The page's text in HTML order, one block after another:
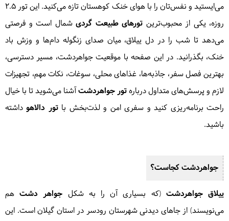
می‌ایستید و نفس‌تان را با هوای خنک کوهستان تازه می‌کنید. این تور ۲.۵
روزه، یکی از محبوب‌ترین تورهای طبیعت گردی شمال است و فرصتی
می‌دهد تا شب را در دل ییلاق، میان صدای زنگوله دام‌ها و وزش باد
خنک، بگذرانید. در این صفحه با موقعیت جواهردشت، مسیر دسترسی،
بهترین فصل سفر، جاذبه‌ها، غذاهای محلی، سوغات، نکات مهم، تجهیزات
لازم و پرسش‌های متداول دربارهتور جواهردشتآشنا می‌شوید تا با خیال
راحت برنامه‌ریزی کنید و سفری امن و لذت‌بخش باتور دالاهوداشته
باشید.
جواهردشت کجاست؟
ییلاق جواهردشت (که بسیاری آن را به شکل جواهر دشتهم
می‌نویسند) از جاهای دیدنی شهرستان رودسر در استان گیلان است. این